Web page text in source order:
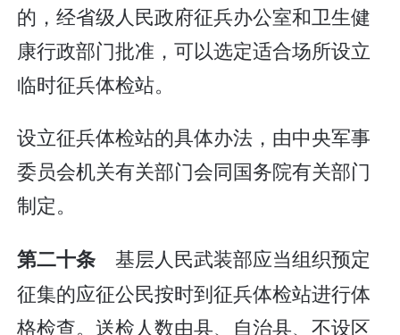
的，经省级人民政府征兵办公室和卫生健
康行政部门批准，可以选定适合场所设立
临时征兵体检站。
设立征兵体检站的具体办法，由中央军事
委员会机关有关部门会同国务院有关部门
制定。
第二十条 基层人民武装部应当组织预定
征集的应征公民按时到征兵体检站进行体
格检查。送检人数由县、自治县、不设区